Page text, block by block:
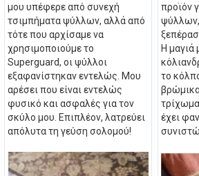
μου υπέφερε από συνεχή
τσιμπήματα ψύλλων, αλλά από
τότε που αρχίσαμε να
χρησιμοποιούμε το
Superguard, οι ψύλλοι
εξαφανίστηκαν εντελώς. Μου
αρέσει που είναι εντελώς
φυσικό και ασφαλές για τον
σκύλο μου. Επιπλέον, λατρεύει
απόλυτα τη γεύση σολομού!
προϊόν
ψύλλων,
Η μαγιά
το
έχει